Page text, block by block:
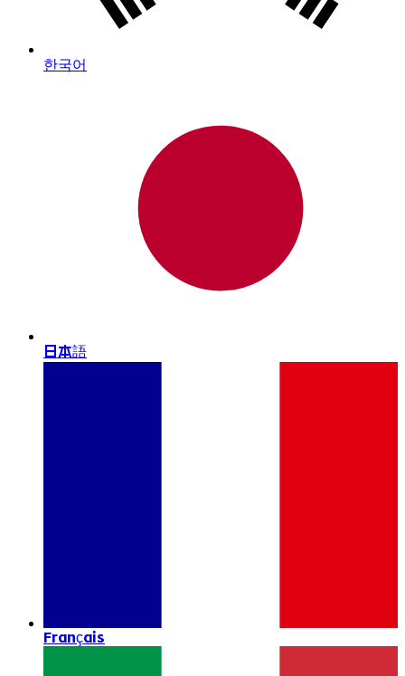
한국어
日本語
Français